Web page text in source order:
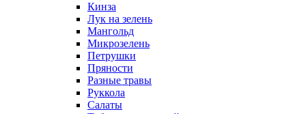
Кинза
Лук на зелень
Мангольд
Микрозелень
Петрушки
Пряности
Разные травы
Руккола
Салаты